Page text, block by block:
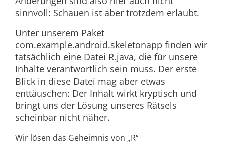
sinnvoll: Schauen ist aber trotzdem erlaubt.
Unter unserem Paket
com.example.android.skeletonapp finden wir
tatsächlich eine Datei R.java, die für unsere
Inhalte verantwortlich sein muss. Der erste
Blick in diese Datei mag aber etwas
enttäuschen: Der Inhalt wirkt kryptisch und
bringt uns der Lösung unseres Rätsels
scheinbar nicht näher.
Wir lösen das Geheimnis von „R“